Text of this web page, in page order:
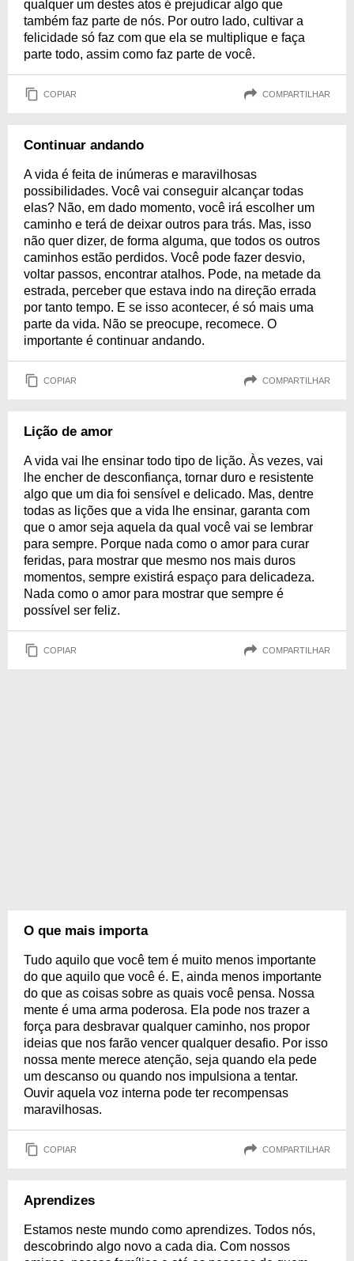
qualquer um destes atos é prejudicar algo que
também faz parte de nós. Por outro lado, cultivar a
felicidade só faz com que ela se multiplique e faça
parte todo, assim como faz parte de você.
COPIAR COMPARTILHAR
Continuar andando
A vida é feita de inúmeras e maravilhosas
possibilidades. Você vai conseguir alcançar todas
elas? Não, em dado momento, você irá escolher um
caminho e terá de deixar outros para trás. Mas, isso
não quer dizer, de forma alguma, que todos os outros
caminhos estão perdidos. Você pode fazer desvio,
voltar passos, encontrar atalhos. Pode, na metade da
estrada, perceber que estava indo na direção errada
por tanto tempo. E se isso acontecer, é só mais uma
parte da vida. Não se preocupe, recomece. O
importante é continuar andando.
COPIAR COMPARTILHAR
Lição de amor
A vida vai lhe ensinar todo tipo de lição. Às vezes, vai
lhe encher de desconfiança, tornar duro e resistente
algo que um dia foi sensível e delicado. Mas, dentre
todas as lições que a vida lhe ensinar, garanta com
que o amor seja aquela da qual você vai se lembrar
para sempre. Porque nada como o amor para curar
feridas, para mostrar que mesmo nos mais duros
momentos, sempre existirá espaço para delicadeza.
Nada como o amor para mostrar que sempre é
possível ser feliz.
COPIAR COMPARTILHAR
O que mais importa
Tudo aquilo que você tem é muito menos importante
do que aquilo que você é. E, ainda menos importante
do que as coisas sobre as quais você pensa. Nossa
mente é uma arma poderosa. Ela pode nos trazer a
força para desbravar qualquer caminho, nos propor
ideias que nos farão vencer qualquer desafio. Por isso
nossa mente merece atenção, seja quando ela pede
um descanso ou quando nos impulsiona a tentar.
Ouvir aquela voz interna pode ter recompensas
maravilhosas.
COPIAR COMPARTILHAR
Aprendizes
Estamos neste mundo como aprendizes. Todos nós,
descobrindo algo novo a cada dia. Com nossos